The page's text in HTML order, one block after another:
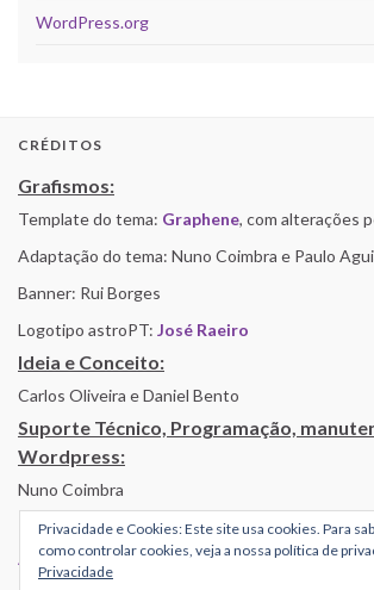
WordPress.org
CRÉDITOS
Grafismos:
Template do tema: Graphene, com alterações
Adaptação do tema: Nuno Coimbra e Paulo
Banner: Rui Borges
Logotipo astroPT: José Raeiro
Ideia e Conceito:
Carlos Oliveira e Daniel Bento
Suporte Técnico, Programação,
Wordpress:
Nuno Coimbra
Alojamento por Simbiose
Privacidade e Cookies: Este site usa cookies. Para
como controlar cookies, veja a nossa política de
Privacidade